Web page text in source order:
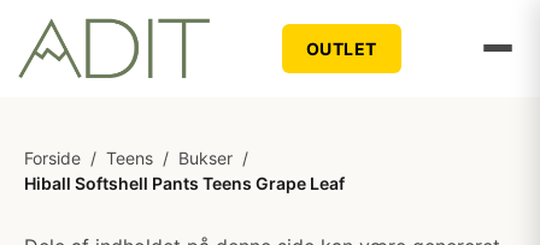
OUTLET
Forside / Teens / Bukser /
Hiball Softshell Pants Teens Grape Leaf